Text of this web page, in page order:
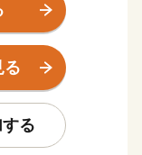
の海があり、図
なった文化複合
であるイオンモ
２１）、敷地面
ンター、東北
る
る